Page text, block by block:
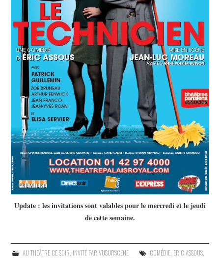
Update : les invitations sont valables pour le mercredi et le jeudi
de cette semaine.
AU THÉÂTRE CE SOIR INVITÉ PAR VUSURSCENE COMÉDIE, ERIC ASSOUS,